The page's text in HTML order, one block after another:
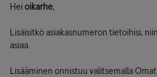
Heioikarhe,
Lisäisitkö asiakasnumeron tietoihisi,
asiaa.
Lisääminen onnistuu valitsemalla